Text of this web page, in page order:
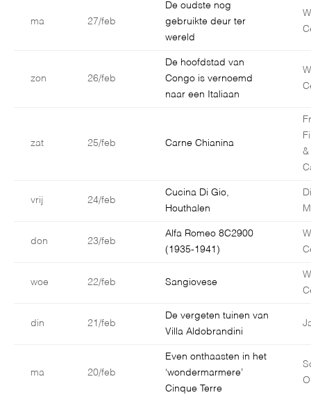
ma 27/feb
De oudste nog
gebruikte deur ter
wereld
zon 26/feb
De hoofdstad van
Congo is vernoemd
naar een Italiaan
zat 25/feb Carne Chianina
&
vrij 24/feb
Cucina Di Gio,
Houthalen
don 23/feb
Alfa Romeo 8C2900
(1935-1941)
woe 22/feb Sangiovese
din 21/feb
De vergeten tuinen van
Villa Aldobrandini
ma 20/feb
Even onthaasten in het
‘wondermarmere’
Cinque Terre